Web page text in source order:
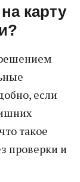
карту
если
такое
проверки и